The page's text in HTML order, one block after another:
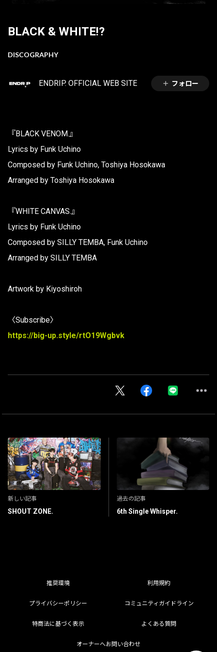
BLACK & WHITE!?
DISCOGRAPHY
ENDRIP. OFFICIAL WEB SITE フォロー
『BLACK VENOM.』
Lyrics by Funk Uchino
Composed by Funk Uchino, Toshiya Hosokawa
Arranged by Toshiya Hosokawa
『WHITE CANVAS.』
Lyrics by Funk Uchino
Composed by SILLY TEMBA, Funk Uchino
Arranged by SILLY TEMBA
Artwork by Kiyoshiroh
〈Subscribe〉
https://big-up.style/rtO19Wgbvk
新しい記事
SHOUT ZONE.
過去の記事
6th Single Whisper.
推奨環境 利用規約
プライバシーポリシー コミュニティガイドライン
特商法に基づく表示 よくある質問
オーナーへお問い合わせ